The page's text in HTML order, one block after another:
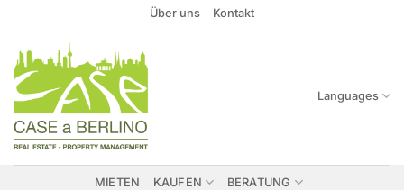
springen
Über uns Kontakt
Languages
MIETEN KAUFEN BERATUNG